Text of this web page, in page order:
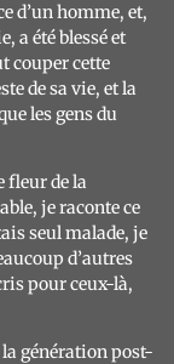
d’un homme, et,
a été blessé et
couper cette
de sa vie, et la
les gens du
fleur de la
je raconte ce
seul malade, je
d’autres
pour ceux-là,
génération post-